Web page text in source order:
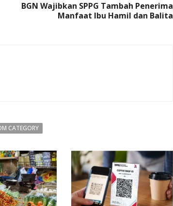
BGN Wajibkan SPPG Tambah Penerima
Manfaat Ibu Hamil dan Balita
CATEGORY